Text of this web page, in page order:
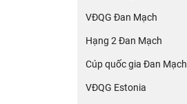
VĐQG Đan Mạch
Hạng 2 Đan Mạch
Cúp quốc gia Đan Mạch
VĐQG Estonia